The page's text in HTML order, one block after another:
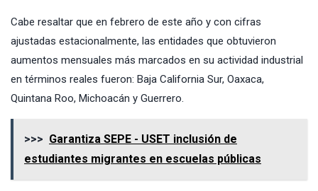
Cabe resaltar que en febrero de este año y con cifras
ajustadas estacionalmente, las entidades que obtuvieron
aumentos mensuales más marcados en su actividad industrial
en términos reales fueron: Baja California Sur, Oaxaca,
Quintana Roo, Michoacán y Guerrero.
>>> Garantiza SEPE - USET inclusión de
estudiantes migrantes en escuelas públicas